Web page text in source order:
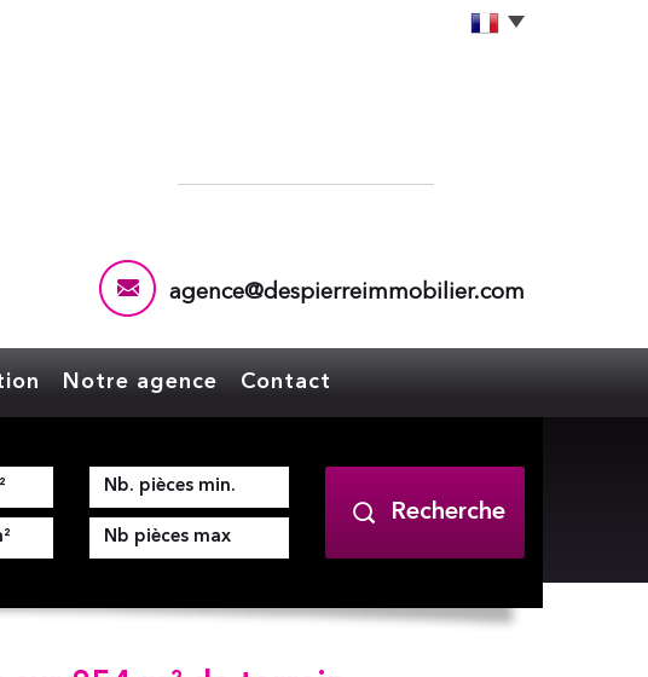
agence@despierreimmobilier.com
Notre agence Contact
Recherche